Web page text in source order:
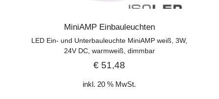
MiniAMP Einbauleuchten
LED Ein- und Unterbauleuchte MiniAMP weiß, 3W,
24V DC, warmweiß, dimmbar
€ 51,48
inkl. 20 % MwSt.